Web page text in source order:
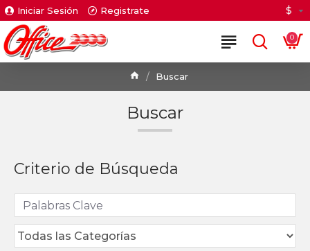
Iniciar Sesión Registrate $
0
Buscar
Buscar
Criterio de Búsqueda